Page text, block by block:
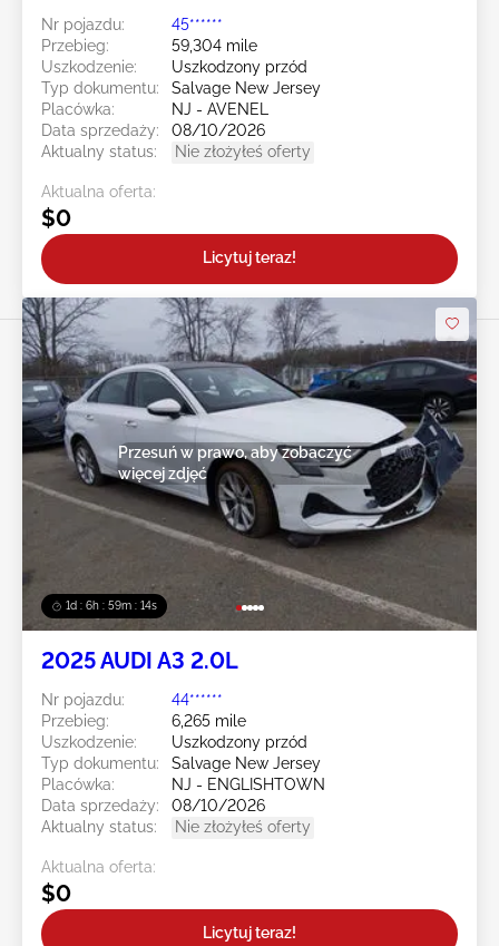
Nr pojazdu:
45******
Przebieg:
59,304 mile
Uszkodzenie:
Uszkodzony przód
Typ dokumentu:
Salvage New Jersey
Placówka:
NJ - AVENEL
Data sprzedaży:
08/10/2026
Aktualny status:
Nie złożyłeś oferty
Aktualna oferta:
$0
Licytuj teraz!
1d : 6h : 59m : 11s
Przesuń w prawo, aby zobaczyć
więcej zdjęć
2025 AUDI A3 2.0L
Nr pojazdu:
44******
Przebieg:
6,265 mile
Uszkodzenie:
Uszkodzony przód
Typ dokumentu:
Salvage New Jersey
Placówka:
NJ - ENGLISHTOWN
Data sprzedaży:
08/10/2026
Aktualny status:
Nie złożyłeś oferty
Aktualna oferta:
$0
Licytuj teraz!